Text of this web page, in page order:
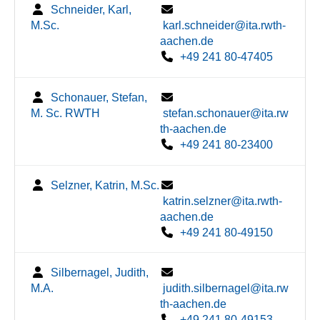
Schneider, Karl,
M.Sc.
karl.schneider@ita.rwth-
aachen.de
+49 241 80-47405
Schonauer, Stefan,
M. Sc. RWTH
stefan.schonauer@ita.rw
th-aachen.de
+49 241 80-23400
Selzner, Katrin, M.Sc.
katrin.selzner@ita.rwth-
aachen.de
+49 241 80-49150
Silbernagel, Judith,
M.A.
judith.silbernagel@ita.rw
th-aachen.de